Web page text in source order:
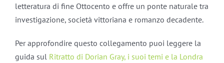
letteratura di fine Ottocento e offre un ponte naturale tra
investigazione, società vittoriana e romanzo decadente.
Per approfondire questo collegamento puoi leggere la
guida sul Ritratto di Dorian Gray, i suoi temi e la Londra